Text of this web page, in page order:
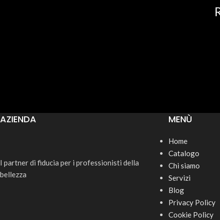
AZIENDA
I partner di fiducia per i professionisti della
bellezza
MENÙ
Home
Catalogo
Chi siamo
Servizi
Blog
Privacy Policy
Cookie Policy